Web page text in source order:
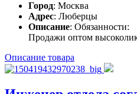
Город: Москва
Адрес: Люберцы
Описание: Обязанности:
Продажи оптом
Описание товара